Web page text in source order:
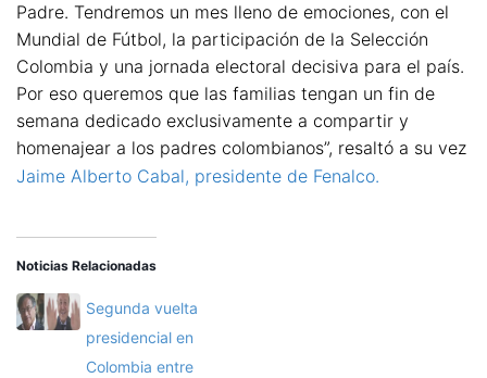
Padre. Tendremos un mes lleno de emociones, con el
Mundial de Fútbol, la participación de la Selección
Colombia y una jornada electoral decisiva para el país.
Por eso queremos que las familias tengan un fin de
semana dedicado exclusivamente a compartir y
homenajear a los padres colombianos”, resaltó a su vez
Jaime Alberto Cabal, presidente de Fenalco.
Noticias Relacionadas
Segunda vuelta
presidencial en
Colombia entre